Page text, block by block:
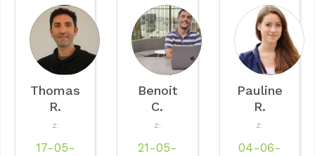
Thomas
R.
Z:
17-05-
Benoit
C.
Z:
21-05-
Pauline
R.
Z:
04-06-